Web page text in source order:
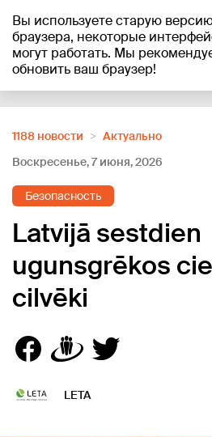
Вы используете старую
браузера, некоторые
могут работать. Мы
обновить ваш браузер!
+13°C
1188 новости
Актуально
Воскресенье, 7 июня, 2026
Безопасность
Latvijā sestdien
ugunsgrēkos
cilvēki
LETA